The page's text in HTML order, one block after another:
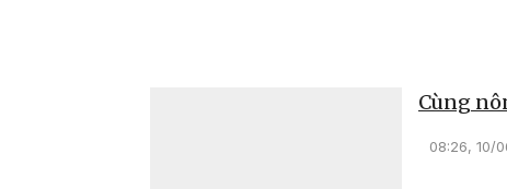
Quảng Hiệp
dồn dập khiến
Cùng
08:26, 10/